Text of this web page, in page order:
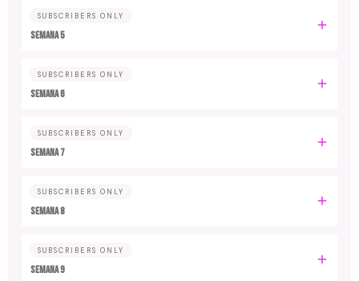
SUBSCRIBERS ONLY
Semana 5
SUBSCRIBERS ONLY
Semana 6
SUBSCRIBERS ONLY
Semana 7
SUBSCRIBERS ONLY
Semana 8
SUBSCRIBERS ONLY
Semana 9